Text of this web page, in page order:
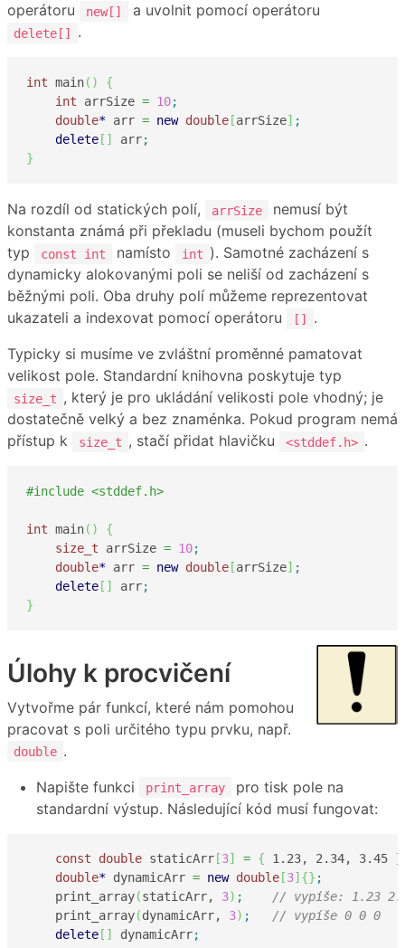
operátoru
new[] a uvolnit pomocí operátoru
delete[] .
int main( )
{
int arrSize = 10;
double* arr = new double [arrSize] ;
delete [ ] arr;
}
Na rozdíl od statických polí, arrSize
nemusí být
konstanta známá při překladu (museli bychom použít
typ
const int namísto int ). Samotné zacházení s
dynamicky alokovanými poli se neliší od zacházení s
běžnými poli. Oba druhy polí můžeme reprezentovat
ukazateli a indexovat pomocí operátoru
[]
.
Typicky si musíme ve zvláštní proměnné pamatovat
velikost pole. Standardní knihovna poskytuje typ
size_t , který je pro ukládání velikosti pole vhodný; je
dostatečně velký a bez znaménka. Pokud program nemá
přístup k
size_t , stačí přidat hlavičku <stddef.h> .
#include <stddef.h>
int main( )
{
size_t arrSize = 10;
double* arr = new double [arrSize] ;
delete [ ] arr;
}
Úlohy k procvičení
Vytvořme pár funkcí, které nám pomohou
pracovat s poli určitého typu prvku, např.
double .
Napište funkci
print_array
pro tisk pole na
standardní výstup. Následující kód musí fungovat:
const double staticArr [3] = { 1.23, 2.34, 3.45 }
double* dynamicArr = new double [3] {} ;
    print_array
(staticArr, 3) ;
// vypíše: 1.23
    print_array
(dynamicArr, 3) ;
// vypíše 0 0 0
delete [ ] dynamicArr;